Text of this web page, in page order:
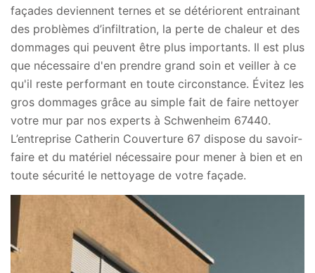
façades deviennent ternes et se détériorent entrainant
des problèmes d’infiltration, la perte de chaleur et des
dommages qui peuvent être plus importants. Il est plus
que nécessaire d'en prendre grand soin et veiller à ce
qu'il reste performant en toute circonstance. Évitez les
gros dommages grâce au simple fait de faire nettoyer
votre mur par nos experts à Schwenheim 67440.
L’entreprise Catherin Couverture 67 dispose du savoir-
faire et du matériel nécessaire pour mener à bien et en
toute sécurité le nettoyage de votre façade.